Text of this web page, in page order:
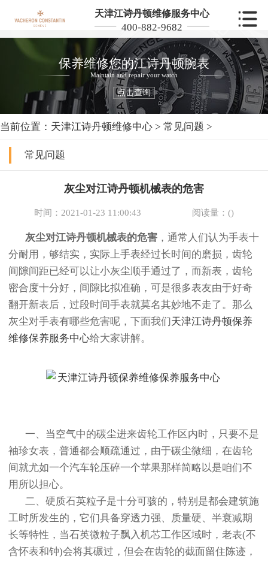
天津江诗丹顿维修服务中心
400-882-9682
保养维修您的江诗丹顿腕表
Maintain and repair your watch
点击查询
当前位置： 天津江诗丹顿维修中心 > 常见问题 >
常见问题
灰尘对江诗丹顿机械表的危害
时间：2021-01-23 11:00:43 阅读量：()
灰尘对江诗丹顿机械表的危害 ，通常人们认为手表十
分耐用，够结实，实际上手表经过长时间的磨损，齿轮
间隙间距已经可以让小灰尘顺手通过了，而新表，齿轮
密合度十分好，间隙比拟准确，可是很多表友由于好奇
翻开新表后，过段时间手表就莫名其妙地不走了。那么
灰尘对手表有哪些危害呢，下面我们 天津江诗丹顿保养
维修保养服务中心给大家讲解。
一、当空气中的碳尘进来齿轮工作区内时，只要不是
袖珍女表，普通都会顺疏通过，由于碳尘微细，在齿轮
间就尤如一个汽车轮压碎一个苹果那样简略以是咱们不
用所以担心。
二、硬质石英粒子是十分可骇的，特别是都会建筑施
工时所发生的，它们具备穿透力强、质量硬、半衰减期
长等特性，当石英微粒子飘入机芯工作区域时，老表(不
含怀表和钟)会将其碾过，但会在齿轮的截面留住陈迹，